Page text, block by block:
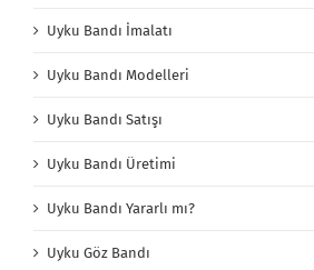
Uyku Bandı İmalatı
Uyku Bandı Modelleri
Uyku Bandı Satışı
Uyku Bandı Üretimi
Uyku Bandı Yararlı mı?
Uyku Göz Bandı